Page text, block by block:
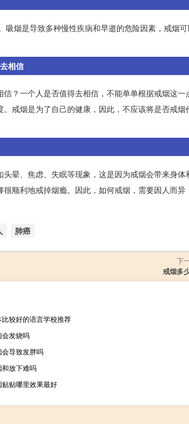
烟是导致多种慢性疾病和早逝的危险因素，戒烟
相信
？一个人是否值得去相信，不能单单根据戒烟这一
戒烟是为了自己的健康，因此，不应该将是否戒烟
晕、焦虑、失眠等现象，这是因为戒烟会带来身体
顺利地戒掉烟瘾。因此，如何戒烟，需要因人而异
肺癌
下
戒烟多
比较好的语言学校推荐
会发烧吗
会导致发胖吗
和放下难吗
贴贴哪里效果最好